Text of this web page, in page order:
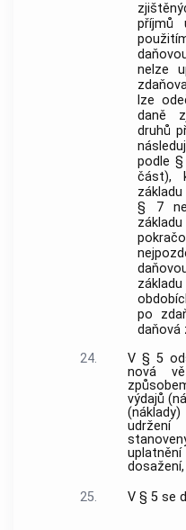
příjmů
nelze
lze
daně
druhů
podle
část),
§ 7
po
daňová
24.
V § 5
nová
výdajů
25.
V § 5 se